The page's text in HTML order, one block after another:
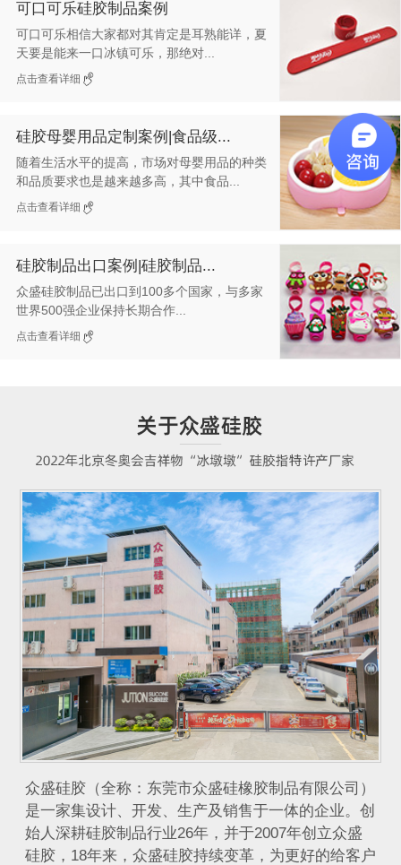
可口可乐硅胶制品案例
可口可乐相信大家都对其肯定是耳熟能详，夏
天要是能来一口冰镇可乐，那绝对...
点击查看详细
硅胶母婴用品定制案例|食品级...
随着生活水平的提高，市场对母婴用品的种类
和品质要求也是越来越多高，其中食品...
点击查看详细
硅胶制品出口案例|硅胶制品...
众盛硅胶制品已出口到100多个国家，与多家
世界500强企业保持长期合作...
点击查看详细
众盛硅胶（全称：东莞市众盛硅橡胶制品有限公司）
是一家集设计、开发、生产及销售于一体的企业。创
始人深耕硅胶制品行业26年，并于2007年创立众盛
硅胶，18年来，众盛硅胶持续变革，为更好的给客户